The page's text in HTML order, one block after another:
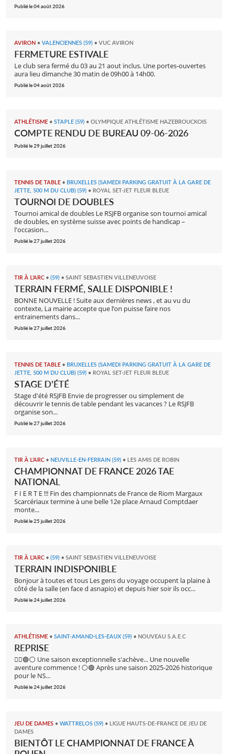
Publié le 04 août 2026
AVIRON • VALENCIENNES (59) • VUC AVIRON
FERMETURE ESTIVALE
Le club sera fermé du 03 au 21 aout inclus. Une portes-ouvertes
aura lieu dimanche 30 matin de 09h00 à 14h00.
Publié le 04 août 2026
ATHLÉTISME • STAPLE (59) • OLYMPIQUE ATHLÉTISME HAZEBROUCKOIS
COMPTE RENDU DE BUREAU 09-06-2026
Publié le 29 juillet 2026
TENNIS DE TABLE • BRUXELLES (SAMEDI PARKING GRATUIT À LA GARE DE
JETTE, 500 M DU CLUB) (59) • ROYAL SET-JET FLEUR BLEUE
TOURNOI DE DOUBLES
Tournoi amical de doubles Le RSJFB organise son tournoi amical
de doubles, en système suisse avec points de handicap –
l'occasion...
Publié le 27 juillet 2026
TIR À L'ARC • (59) • SAINT SEBASTIEN VILLENEUVOISE
TERRAIN FERMÉ, SALLE DISPONIBLE !
BONNE NOUVELLE ! Suite aux dernières news , et au vu du
contexte, La mairie accepte que l’on puisse faire nos
entrainements dans...
Publié le 27 juillet 2026
TENNIS DE TABLE • BRUXELLES (SAMEDI PARKING GRATUIT À LA GARE DE
JETTE, 500 M DU CLUB) (59) • ROYAL SET-JET FLEUR BLEUE
STAGE D'ÉTÉ
Stage d'été RSJFB Envie de progresser ou simplement de
découvrir le tennis de table pendant les vacances ? Le RSJFB
organise son...
Publié le 27 juillet 2026
TIR À L'ARC • NEUVILLE-EN-FERRAIN (59) • LES AMIS DE ROBIN
CHAMPIONNAT DE FRANCE 2026 TAE
NATIONAL
F I E R T E !!! Fin des championnats de France de Riom Margaux
Scarcériaux termine à une belle 12e place Arnaud Comptdaer
monte...
Publié le 25 juillet 2026
TIR À L'ARC • (59) • SAINT SEBASTIEN VILLENEUVOISE
TERRAIN INDISPONIBLE
Bonjour à toutes et tous Les gens du voyage occupent la plaine à
côté de la salle (en face d asnapio) et depuis hier soir ils occ...
Publié le 24 juillet 2026
ATHLÉTISME • SAINT-AMAND-LES-EAUX (59) • NOUVEAU S.A.E.C
REPRISE
🏃‍♂️🟢⚪ Une saison exceptionnelle s'achève... Une nouvelle
aventure commence ! ⚪🟢 Après une saison 2025-2026 historique
pour le NS...
Publié le 24 juillet 2026
JEU DE DAMES • WATTRELOS (59) • LIGUE HAUTS-DE-FRANCE DE JEU DE
DAMES
BIENTÔT LE CHAMPIONNAT DE FRANCE À